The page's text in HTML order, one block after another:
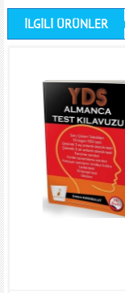
İLGİLİ ÜRÜNLER